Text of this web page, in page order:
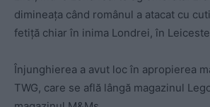
dimineața când românul a atacat cu
fetiță chiar în inima Londrei, în
Înjunghierea a avut loc în apropierea
TWG, care se află lângă magazinul